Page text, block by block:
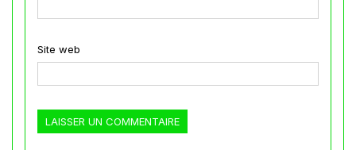
Site web